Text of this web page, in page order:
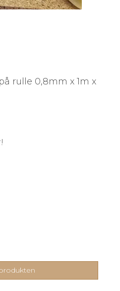
rulle 0,8mm x 1m x